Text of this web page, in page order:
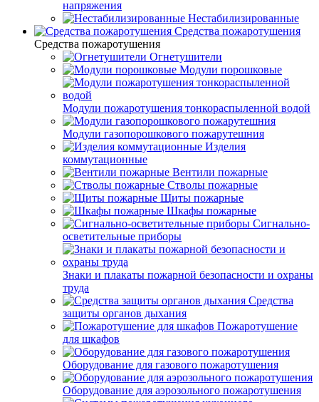
напряжения
Нестабилизированные
Средства пожаротушения
Средства пожаротушения
Огнетушители
Модули порошковые
Модули пожаротушения тонкораспыленной водой
Модули газопорошкового пожарутешния
Изделия
коммутационные
Вентили пожарные
Стволы пожарные
Щиты пожарные
Шкафы пожарные
Сигнально-
осветительные приборы
Знаки и плакаты пожарной безопасности и охраны
труда
Средства
защиты органов дыхания
Пожаротушение
для шкафов
Оборудование для газового пожаротушения
Оборудование для аэрозольного пожаротушения